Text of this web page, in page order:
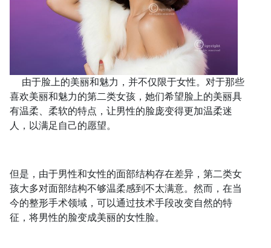
由于脸上的美丽和魅力，并不仅限于女性。对于那些
喜欢美丽和魅力的第二类女孩，她们希望脸上的美丽具
有温柔、柔软的特点，让男性的脸庞变得更加温柔迷
人，以满足自己的愿望。
但是，由于男性和女性的面部结构存在差异，第二类女
孩大多对面部结构不够温柔感到不太满意。然而，在当
今的整形手术领域，可以通过技术手段改变自然的特
征，将男性的脸变成美丽的女性脸。